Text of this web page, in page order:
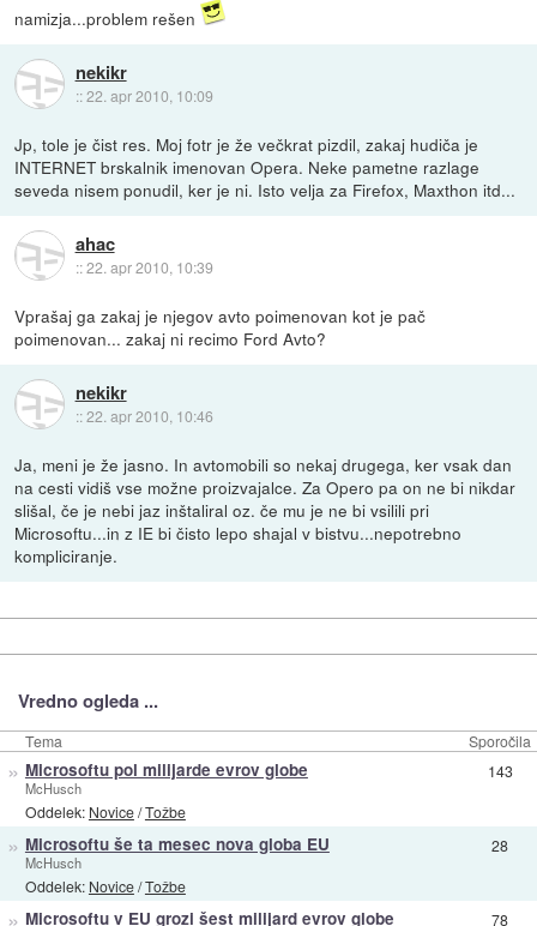
namizja...problem rešen
nekikr
::22. apr 2010, 10:09
Jp, tole je čist res. Moj fotr je že večkrat pizdil, zakaj hudiča je
INTERNET brskalnik imenovan Opera. Neke pametne razlage
seveda nisem ponudil, ker je ni. Isto velja za Firefox, Maxthon itd...
ahac
::22. apr 2010, 10:39
Vprašaj ga zakaj je njegov avto poimenovan kot je pač
poimenovan... zakaj ni recimo Ford Avto?
nekikr
::22. apr 2010, 10:46
Ja, meni je že jasno. In avtomobili so nekaj drugega, ker vsak dan
na cesti vidiš vse možne proizvajalce. Za Opero pa on ne bi nikdar
slišal, če je nebi jaz inštaliral oz. če mu je ne bi vsilili pri
Microsoftu...in z IE bi čisto lepo shajal v bistvu...nepotrebno
kompliciranje.
Vredno ogleda ...
Tema Sporočila
» Microsoftu pol milijarde evrov globe
McHusch
Oddelek: Novice/Tožbe
143
» Microsoftu še ta mesec nova globa EU
McHusch
Oddelek: Novice/Tožbe
28
» Microsoftu v EU grozi šest milijard evrov globe 78